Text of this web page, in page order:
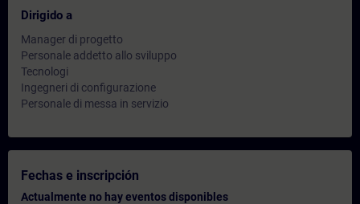
Dirigido a
Manager di progetto
Personale addetto allo sviluppo
Tecnologi
Ingegneri di configurazione
Personale di messa in servizio
Fechas e inscripción
Actualmente no hay eventos disponibles